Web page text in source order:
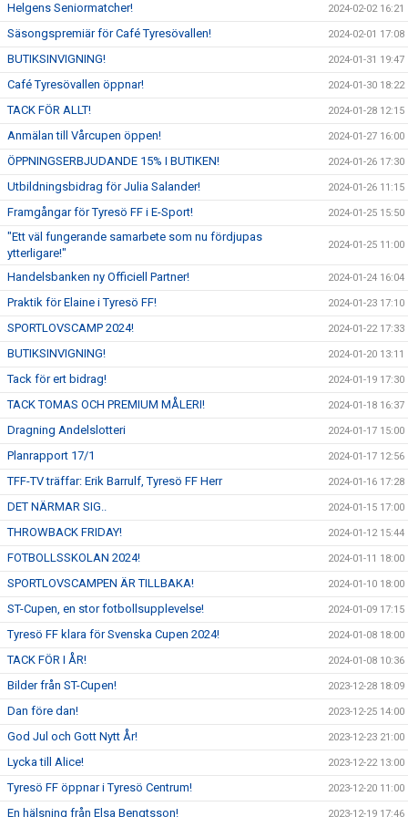
Helgens Seniormatcher! 2024-02-02 16:21
Säsongspremiär för Café Tyresövallen! 2024-02-01 17:08
BUTIKSINVIGNING! 2024-01-31 19:47
Café Tyresövallen öppnar! 2024-01-30 18:22
TACK FÖR ALLT! 2024-01-28 12:15
Anmälan till Vårcupen öppen! 2024-01-27 16:00
ÖPPNINGSERBJUDANDE 15% I BUTIKEN! 2024-01-26 17:30
Utbildningsbidrag för Julia Salander! 2024-01-26 11:15
Framgångar för Tyresö FF i E-Sport! 2024-01-25 15:50
"Ett väl fungerande samarbete som nu fördjupas
ytterligare!"
2024-01-25 11:00
Handelsbanken ny Officiell Partner! 2024-01-24 16:04
Praktik för Elaine i Tyresö FF! 2024-01-23 17:10
SPORTLOVSCAMP 2024! 2024-01-22 17:33
BUTIKSINVIGNING! 2024-01-20 13:11
Tack för ert bidrag! 2024-01-19 17:30
TACK TOMAS OCH PREMIUM MÅLERI! 2024-01-18 16:37
Dragning Andelslotteri 2024-01-17 15:00
Planrapport 17/1 2024-01-17 12:56
TFF-TV träffar: Erik Barrulf, Tyresö FF Herr 2024-01-16 17:28
DET NÄRMAR SIG.. 2024-01-15 17:00
THROWBACK FRIDAY! 2024-01-12 15:44
FOTBOLLSSKOLAN 2024! 2024-01-11 18:00
SPORTLOVSCAMPEN ÄR TILLBAKA! 2024-01-10 18:00
ST-Cupen, en stor fotbollsupplevelse! 2024-01-09 17:15
Tyresö FF klara för Svenska Cupen 2024! 2024-01-08 18:00
TACK FÖR I ÅR! 2024-01-08 10:36
Bilder från ST-Cupen! 2023-12-28 18:09
Dan före dan! 2023-12-25 14:00
God Jul och Gott Nytt År! 2023-12-23 21:00
Lycka till Alice! 2023-12-22 13:00
Tyresö FF öppnar i Tyresö Centrum! 2023-12-20 11:00
En hälsning från Elsa Bengtsson! 2023-12-19 17:46